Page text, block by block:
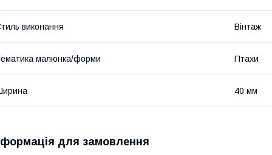
виконання Вінтаж
малюнка/форми Птахи
40 мм
для замовлення